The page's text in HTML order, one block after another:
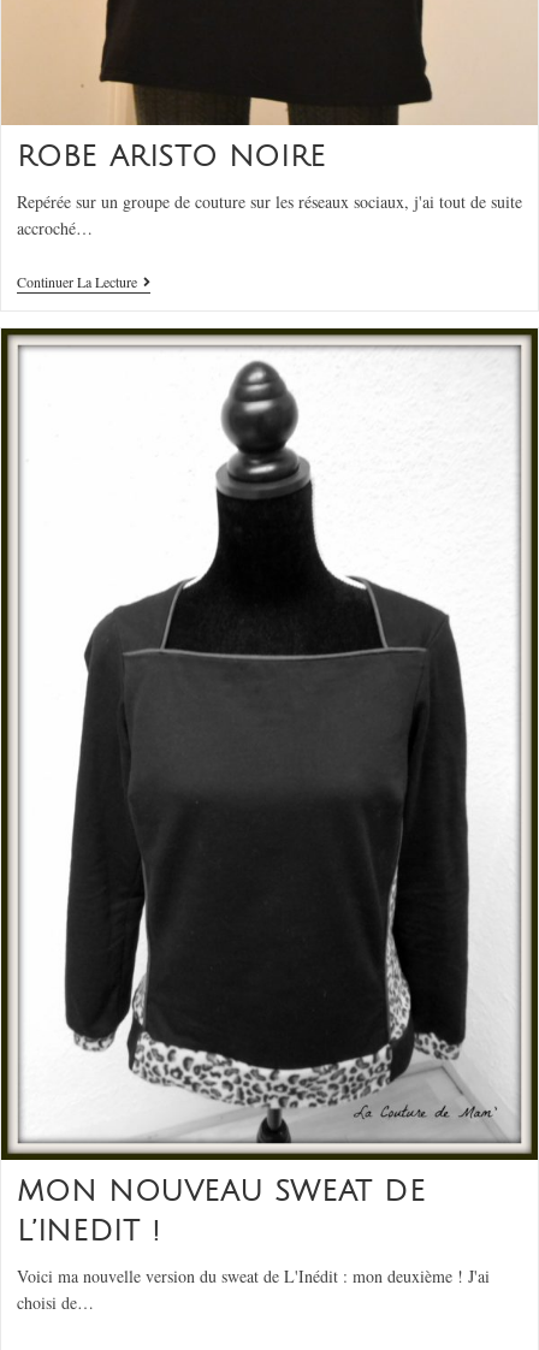
ROBE ARISTO NOIRE
Repérée sur un groupe de couture sur les réseaux sociaux, j'ai tout de suite
accroché…
Continuer La Lecture
MON NOUVEAU SWEAT DE
L’INEDIT !
Voici ma nouvelle version du sweat de L'Inédit : mon deuxième ! J'ai
choisi de…